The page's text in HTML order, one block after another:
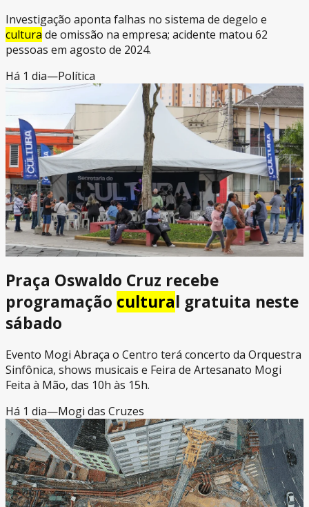
Investigação aponta falhas no sistema de degelo e
cultura de omissão na empresa; acidente matou 62
pessoas em agosto de 2024.
Há 1 dia—Política
Praça Oswaldo Cruz recebe
programação cultural gratuita neste
sábado
Evento Mogi Abraça o Centro terá concerto da Orquestra
Sinfônica, shows musicais e Feira de Artesanato Mogi
Feita à Mão, das 10h às 15h.
Há 1 dia—Mogi das Cruzes